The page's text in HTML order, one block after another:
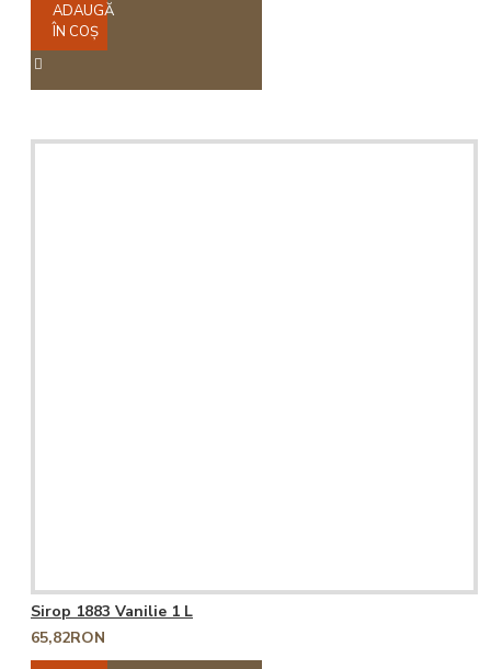
ADAUGĂ
ÎN COŞ
Sirop 1883 Vanilie 1 L
65,82RON